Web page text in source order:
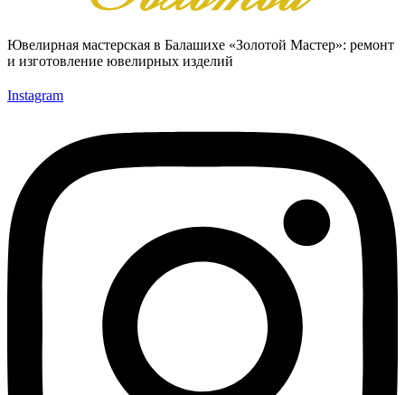
Ювелирная мастерская в Балашихе «Золотой Мастер»: ремонт
и изготовление ювелирных изделий
Instagram